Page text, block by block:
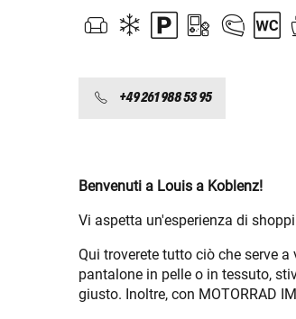
+49 261 988 53 95
Benvenuti a Louis a Koblenz!
Vi aspetta un'esperienza di
Qui troverete tutto ciò che serve
pantalone in pelle o in tessuto,
giusto. Inoltre, con MOTORRAD